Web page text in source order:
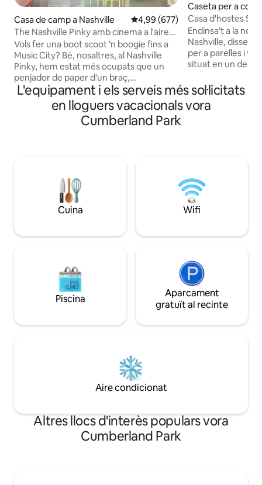
Casa de camp a Nashville 4,99 de puntuació mitjana d'un
4,99 (677)
The Nashville Pinky amb cinema a l'aire
lliure i forn de pizza de llenya
Vols fer una boot scoot ‘n boogie fins a
Music City? Bé, nosaltres, al Nashville
Pinky, hem estat més ocupats que un
penjador de paper d'un braç,
aconsegueixen que aquests palaus
màgics de princesa forma de vaixell per
a tots i tots arreglem per fer Nashville
fotogràfiques o gravacions sense el
nostre consentiment es cancel·larà
immediatament i no s'emetrà cap
reembossament. Número de permís per
2/0/1/8/0/4/4/5/8/7
Caseta per a
ille
Casa d'hostes
parelles/sols
Endinsa't a la
Nashville,
per a parelles i
situat en un dels
llocs preferits de
ara Mas Tacos,
Xiao Bao,
Nashville, aquest
L'equipament i els serveis més sol·licitats
en lloguers vacacionals vora
Cumberland Park
Cuina Wifi
Piscina
Aparcament
gratuït al recinte
Aire condicionat
Altres llocs d'interès populars vora
Cumberland Park